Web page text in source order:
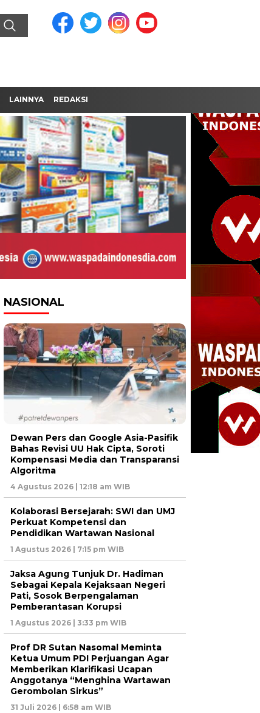
LAINNYA REDAKSI
NASIONAL
Dewan Pers dan Google Asia-Pasifik
Bahas Revisi UU Hak Cipta, Soroti
Kompensasi Media dan Transparansi
Algoritma
4 Agustus 2026 | 12:18 am WIB
Kolaborasi Bersejarah: SWI dan UMJ
Perkuat Kompetensi dan
Pendidikan Wartawan Nasional
1 Agustus 2026 | 7:15 pm WIB
Jaksa Agung Tunjuk Dr. Hadiman
Sebagai Kepala Kejaksaan Negeri
Pati, Sosok Berpengalaman
Pemberantasan Korupsi
1 Agustus 2026 | 3:33 pm WIB
Prof DR Sutan Nasomal Meminta
Ketua Umum PDI Perjuangan Agar
Memberikan Klarifikasi Ucapan
Anggotanya “Menghina Wartawan
Gerombolan Sirkus”
31 Juli 2026 | 6:58 am WIB